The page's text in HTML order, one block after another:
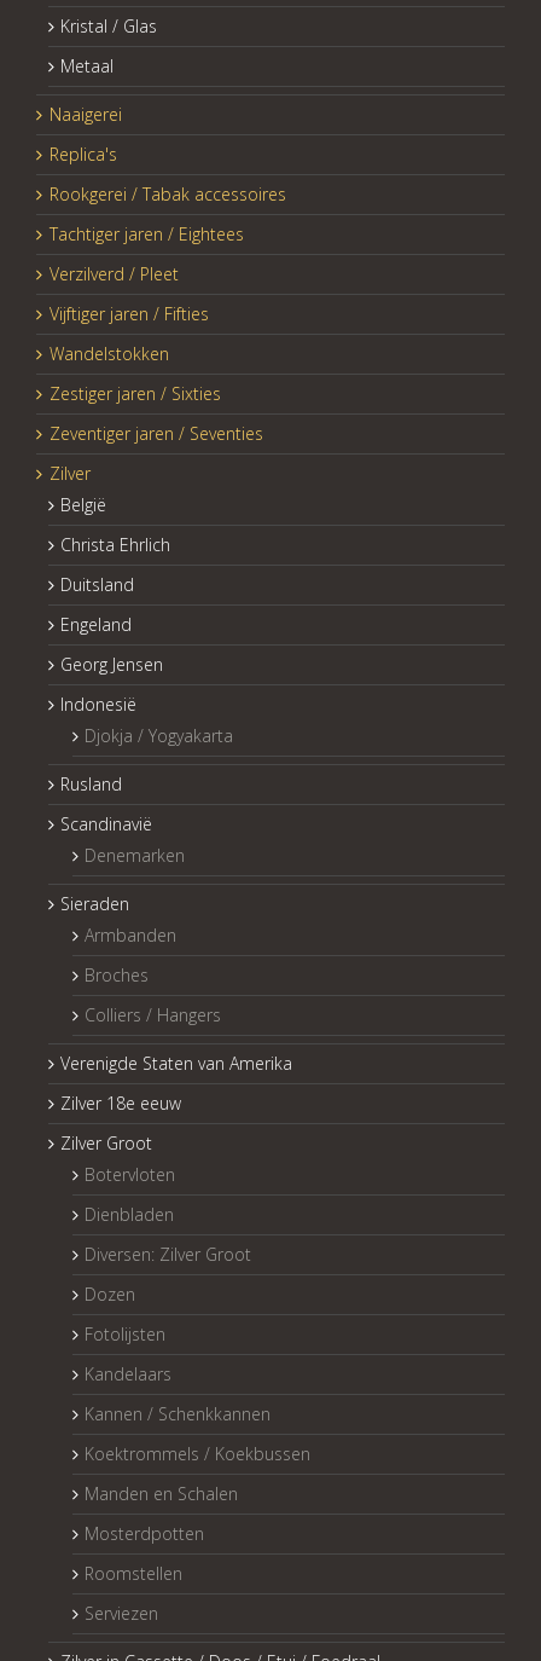
Kristal / Glas
Metaal
Naaigerei
Replica's
Rookgerei / Tabak accessoires
Tachtiger jaren / Eightees
Verzilverd / Pleet
Vijftiger jaren / Fifties
Wandelstokken
Zestiger jaren / Sixties
Zeventiger jaren / Seventies
Zilver
België
Christa Ehrlich
Duitsland
Engeland
Georg Jensen
Indonesië
Djokja / Yogyakarta
Rusland
Scandinavië
Denemarken
Sieraden
Armbanden
Broches
Colliers / Hangers
Verenigde Staten van Amerika
Zilver 18e eeuw
Zilver Groot
Botervloten
Dienbladen
Diversen: Zilver Groot
Dozen
Fotolijsten
Kandelaars
Kannen / Schenkkannen
Koektrommels / Koekbussen
Manden en Schalen
Mosterdpotten
Roomstellen
Serviezen